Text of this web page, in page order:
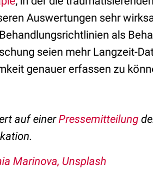
Auswertungen sehr
als
seien mehr Langzeit-
genauer erfassen zu
auf einerPressemitteilung
Marinova, Unsplash